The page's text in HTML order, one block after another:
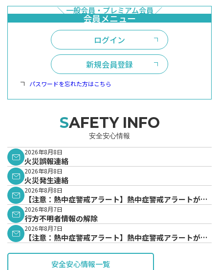
ログイン
新規会員登録
パスワードを忘れた方はこちら
SAFETY INFO
安全安心情報
2026年8月8日
火災誤報連絡
2026年8月8日
火災発生連絡
2026年8月8日
【注意：熱中症警戒アラート】熱中症警戒アラートが発
表されています。
2026年8月7日
行方不明者情報の解除
2026年8月7日
【注意：熱中症警戒アラート】熱中症警戒アラートが発
安全安心情報一覧